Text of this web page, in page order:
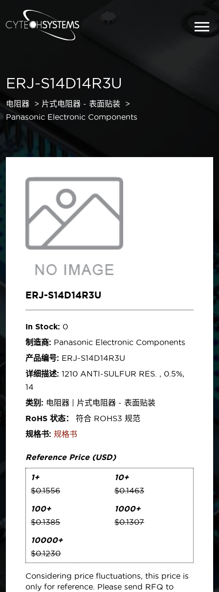
ERJ-S14D14R3U
电阻器
片式电阻器 - 表面贴装
Panasonic Electronic Components
ERJ-S14D14R3U
In Stock: 0
制造商: Panasonic Electronic Components
产品编号: ERJ-S14D14R3U
详细描述: 1210 ANTI-SULFUR RES. , 0.5%,
14
类别: 电阻器 | 片式电阻器 - 表面贴装
RoHS 状态：
符合 ROHS3 规范
规格书: 规格书
Reference Price (USD)
1+
$0.1556
10+
$0.1463
100+
$0.1385
1000+
$0.1307
10000+
$0.1230
Considering price fluctuations, this price is
only for reference. Please send RFQ to